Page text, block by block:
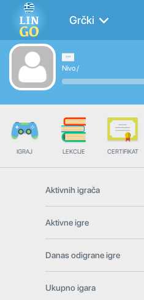
Grčki
Nivo/
IGRAJ LEKCIJE CERTIFIKAT
Aktivnih igrača
Aktivne igre
Danas odigrane igre
Ukupno igara